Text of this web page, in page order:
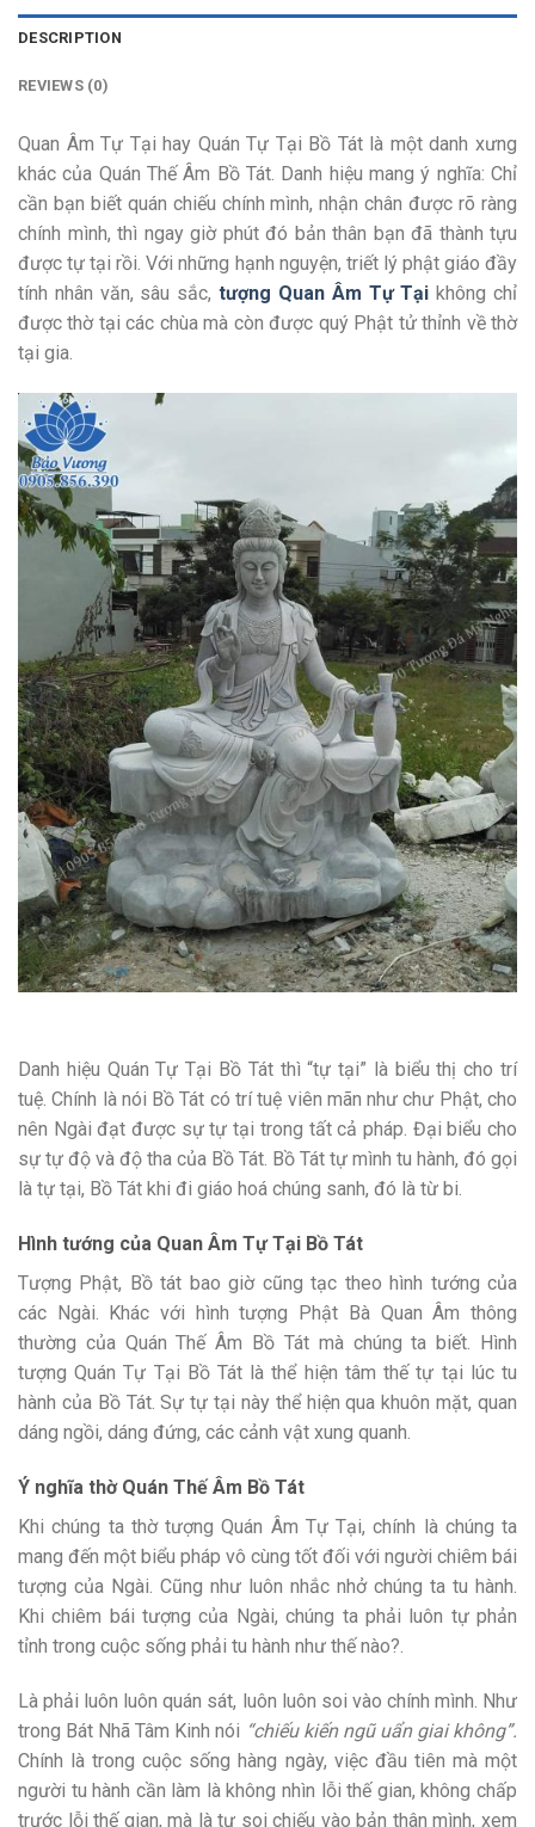
DESCRIPTION
REVIEWS (0)
Quan Âm Tự Tại hay Quán Tự Tại Bồ Tát là một danh xưng
khác của Quán Thế Âm Bồ Tát. Danh hiệu mang ý nghĩa: Chỉ
cần bạn biết quán chiếu chính mình, nhận chân được rõ ràng
chính mình, thì ngay giờ phút đó bản thân bạn đã thành tựu
được tự tại rồi. Với những hạnh nguyện, triết lý phật giáo đầy
tính nhân văn, sâu sắc,tượng Quan Âm Tự Tại không chỉ
được thờ tại các chùa mà còn được quý Phật tử thỉnh về thờ
tại gia.
Danh hiệu Quán Tự Tại Bồ Tát thì “tự tại” là biểu thị cho trí
tuệ. Chính là nói Bồ Tát có trí tuệ viên mãn như chư Phật, cho
nên Ngài đạt được sự tự tại trong tất cả pháp. Đại biểu cho
sự tự độ và độ tha của Bồ Tát. Bồ Tát tự mình tu hành, đó gọi
là tự tại, Bồ Tát khi đi giáo hoá chúng sanh, đó là từ bi.
Hình tướng của Quan Âm Tự Tại Bồ Tát
Tượng Phật, Bồ tát bao giờ cũng tạc theo hình tướng của
các Ngài. Khác với hình tượng Phật Bà Quan Âm thông
thường của Quán Thế Âm Bồ Tát mà chúng ta biết. Hình
tượng Quán Tự Tại Bồ Tát là thể hiện tâm thế tự tại lúc tu
hành của Bồ Tát. Sự tự tại này thể hiện qua khuôn mặt, quan
dáng ngồi, dáng đứng, các cảnh vật xung quanh.
Ý nghĩa thờ Quán Thế Âm Bồ Tát
Khi chúng ta thờ tượng Quán Âm Tự Tại, chính là chúng ta
mang đến một biểu pháp vô cùng tốt đối với người chiêm bái
tượng của Ngài. Cũng như luôn nhắc nhở chúng ta tu hành.
Khi chiêm bái tượng của Ngài, chúng ta phải luôn tự phản
tỉnh trong cuộc sống phải tu hành như thế nào?.
Là phải luôn luôn quán sát, luôn luôn soi vào chính mình. Như
trong Bát Nhã Tâm Kinh nói “chiếu kiến ngũ uẩn giai không”.
Chính là trong cuộc sống hàng ngày, việc đầu tiên mà một
người tu hành cần làm là không nhìn lỗi thế gian, không chấp
trước lỗi thế gian, mà là tự soi chiếu vào bản thân mình, xem